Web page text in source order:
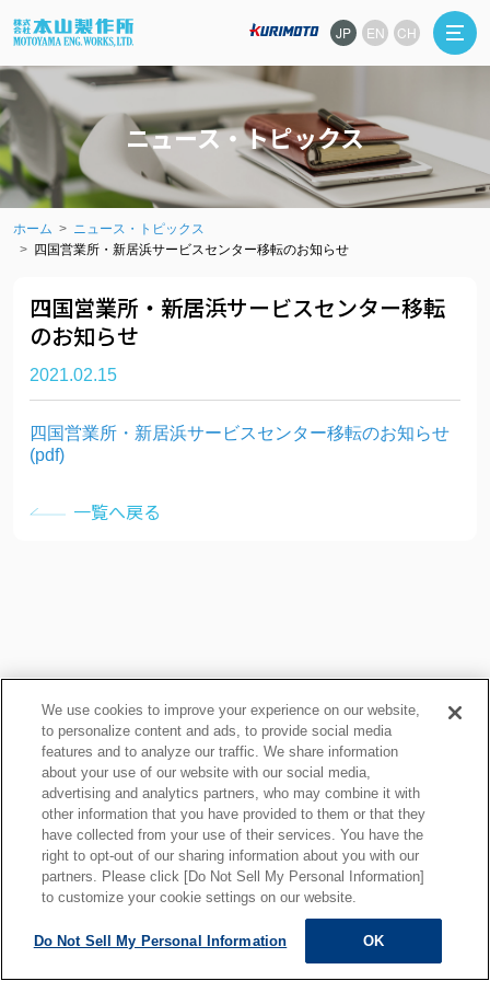
JP EN CH
ニュース・トピックス
ホーム
ニュース・トピックス
四国営業所・新居浜サービスセンター移転のお知らせ
四国営業所・新居浜サービスセンター移転
のお知らせ
2021.02.15
四国営業所・新居浜サービスセンター移転のお知らせ
(pdf)
一覧へ戻る
プライバシーポリシー
クッキーポリシー
ご利用上の注意
関連リンク
サイトマップ
We use cookies to improve your experience on our website,
to personalize content and ads, to provide social media
features and to analyze our traffic. We share information
about your use of our website with our social media,
advertising and analytics partners, who may combine it with
other information that you have provided to them or that they
have collected from your use of their services. You have the
right to opt-out of our sharing information about you with our
partners. Please click [Do Not Sell My Personal Information]
to customize your cookie settings on our website.
Do Not Sell My Personal Information OK